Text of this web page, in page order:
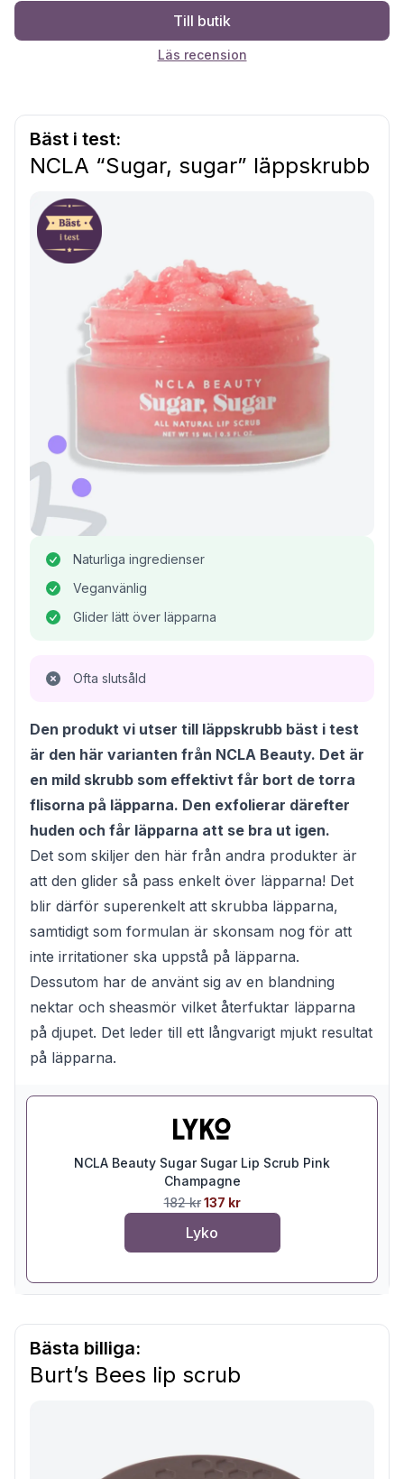
Till butik
Läs recension
Bäst i test:
NCLA “Sugar, sugar” läppskrubb
Naturliga ingredienser
Veganvänlig
Glider lätt över läpparna
Ofta slutsåld
Den produkt vi utser till läppskrubb bäst i test
är den här varianten från NCLA Beauty. Det är
en mild skrubb som effektivt får bort de torra
flisorna på läpparna. Den exfolierar därefter
huden och får läpparna att se bra ut igen.
Det som skiljer den här från andra produkter är
att den glider så pass enkelt över läpparna! Det
blir därför superenkelt att skrubba läpparna,
samtidigt som formulan är skonsam nog för att
inte irritationer ska uppstå på läpparna.
Dessutom har de använt sig av en blandning
nektar och sheasmör vilket återfuktar läpparna
på djupet. Det leder till ett långvarigt mjukt resultat
på läpparna.
NCLA Beauty Sugar Sugar Lip Scrub Pink
Champagne
182 kr 137 kr
Lyko
Bästa billiga:
Burt’s Bees lip scrub